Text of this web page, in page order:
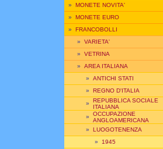
» MONETE NOVITA'
» MONETE EURO
» FRANCOBOLLI
» VARIETA'
» VETRINA
» AREA ITALIANA
» ANTICHI STATI
» REGNO D'ITALIA
» REPUBBLICA SOCIALE
ITALIANA
» OCCUPAZIONE
ANGLOAMERICANA
» LUOGOTENENZA
» 1945